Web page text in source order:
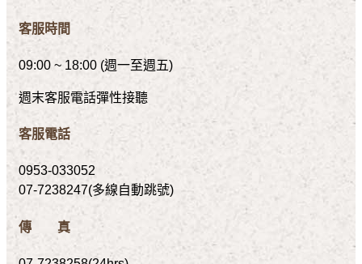
客服時間
09:00 ~ 18:00 (週一至週五)
週末客服電話彈性接聽
客服電話
0953-033052
07-7238247(多線自動跳號)
傳 真